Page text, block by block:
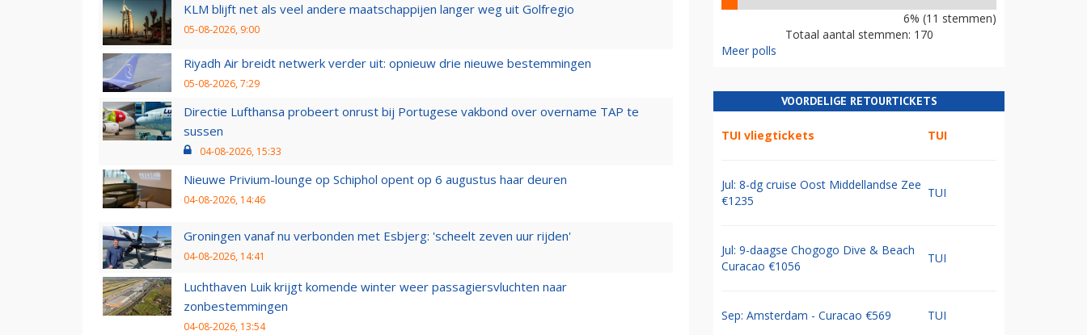
KLM blijft net als veel andere maatschappijen langer weg uit Golfregio
05-08-2026, 9:00
Riyadh Air breidt netwerk verder uit: opnieuw drie nieuwe bestemmingen
05-08-2026, 7:29
Directie Lufthansa probeert onrust bij Portugese vakbond over overname TAP te
sussen
04-08-2026, 15:33
Nieuwe Privium-lounge op Schiphol opent op 6 augustus haar deuren
04-08-2026, 14:46
Groningen vanaf nu verbonden met Esbjerg: 'scheelt zeven uur rijden'
04-08-2026, 14:41
Luchthaven Luik krijgt komende winter weer passagiersvluchten naar
zonbestemmingen
04-08-2026, 13:54
6% (11 stemmen)
Totaal aantal stemmen: 170
Meer polls
VOORDELIGE RETOURTICKETS
TUI vliegtickets TUI
Jul: 8-dg cruise Oost Middellandse Zee
€1235
TUI
Jul: 9-daagse Chogogo Dive & Beach
Curacao €1056
TUI
Sep: Amsterdam - Curacao €569 TUI